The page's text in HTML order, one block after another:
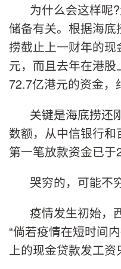
为什么会这样呢
储备有关。根据海
捞截止上一财年的
元，而且去年在港
72.7亿港元的资金，
关键是海底捞还
数额，从中信银行和
第一笔放款资金已于
哭穷的，可能不
疫情发生初始，
“倘若疫情在短时间
上的现金贷款发工资